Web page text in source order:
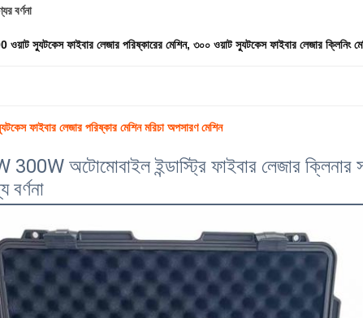
বর্ণনা
ওয়াট স্যুটকেস ফাইবার লেজার পরিষ্কারের মেশিন, ৩০০ ওয়াট স্যুটকেস ফাইবার লেজার ক্লিনিং
ফাইবার লেজার পরিষ্কার মেশিন মরিচা অপসারণ মেশিন
অটোমোবাইল ইন্ডাস্ট্রি ফাইবার লেজার ক্লিনার
বর্ণনা